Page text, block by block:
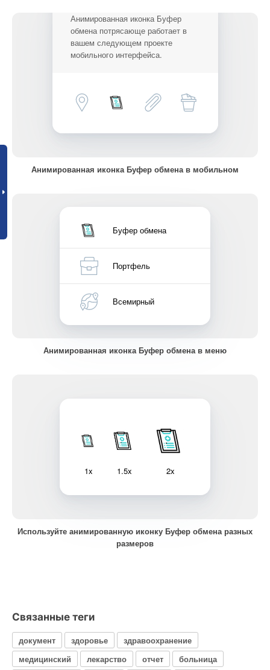
Анимированная иконка Буфер
обмена потрясающе работает в
вашем следующем проекте
мобильного интерфейса.
Анимированная иконка Буфер обмена в мобильном
Буфер обмена
Портфель
Всемирный
Анимированная иконка Буфер обмена в меню
1x 1.5x 2x
Используйте анимированную иконку Буфер обмена разных
размеров
Связанные теги
документ здоровье
здравоохранение
медицинский
лекарство отчет
больница